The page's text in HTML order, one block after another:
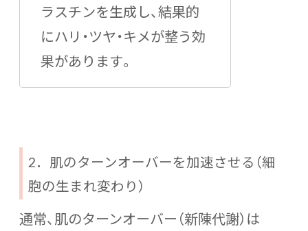
ラスチンを生成し、結果的
にハリ・ツヤ・キメが整う効
果があります。
2．肌のターンオーバーを加速させる（細
胞の生まれ変わり）
通常、肌のターンオーバー（新陳代謝）は